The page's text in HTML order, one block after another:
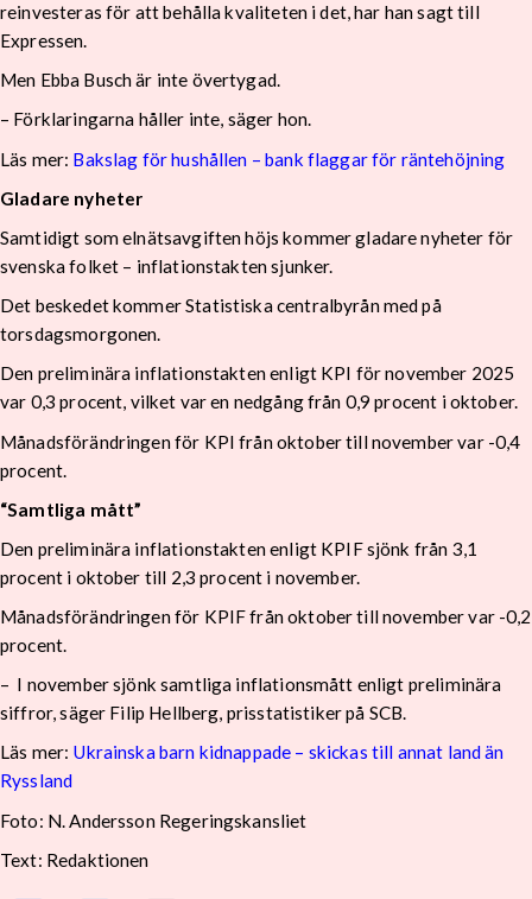
reinvesteras för att behålla kvaliteten i det, har han sagt till
Expressen.
Men Ebba Busch är inte övertygad.
– Förklaringarna håller inte, säger hon.
Läs mer: Bakslag för hushållen – bank flaggar för räntehöjning
Gladare nyheter
Samtidigt som elnätsavgiften höjs kommer gladare nyheter för
svenska folket – inflationstakten sjunker.
Det beskedet kommer Statistiska centralbyrån med på
torsdagsmorgonen.
Den preliminära inflationstakten enligt KPI för november 2025
var 0,3 procent, vilket var en nedgång från 0,9 procent i oktober.
Månadsförändringen för KPI från oktober till november var -0,4
procent.
“Samtliga mått”
Den preliminära inflationstakten enligt KPIF sjönk från 3,1
procent i oktober till 2,3 procent i november.
Månadsförändringen för KPIF från oktober till november var -0,2
procent.
– I november sjönk samtliga inflationsmått enligt preliminära
siffror, säger Filip Hellberg, prisstatistiker på SCB.
Läs mer: Ukrainska barn kidnappade – skickas till annat land än
Ryssland
Foto: N. Andersson Regeringskansliet
Text: Redaktionen